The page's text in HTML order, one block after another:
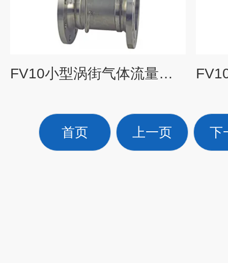
FV10小型涡街气体流量计价格_KEWILL
首页 上一页 下